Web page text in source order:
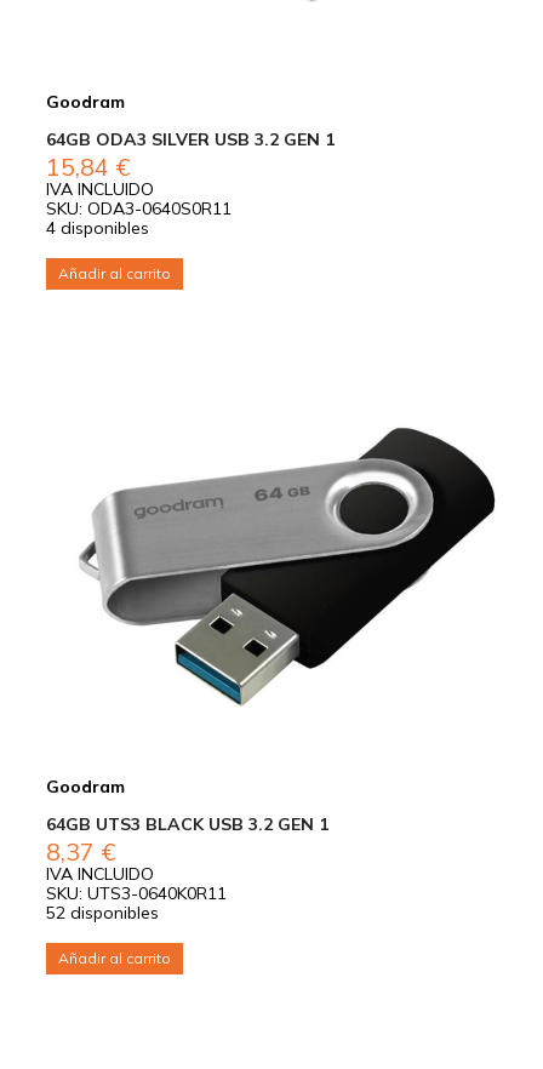
Goodram
64GB ODA3 SILVER USB 3.2 GEN 1
15,84 €
IVA INCLUIDO
SKU: ODA3-0640S0R11
4 disponibles
Añadir al carrito
Goodram
64GB UTS3 BLACK USB 3.2 GEN 1
8,37 €
IVA INCLUIDO
SKU: UTS3-0640K0R11
52 disponibles
Añadir al carrito